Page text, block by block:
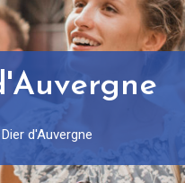
d'Auvergne